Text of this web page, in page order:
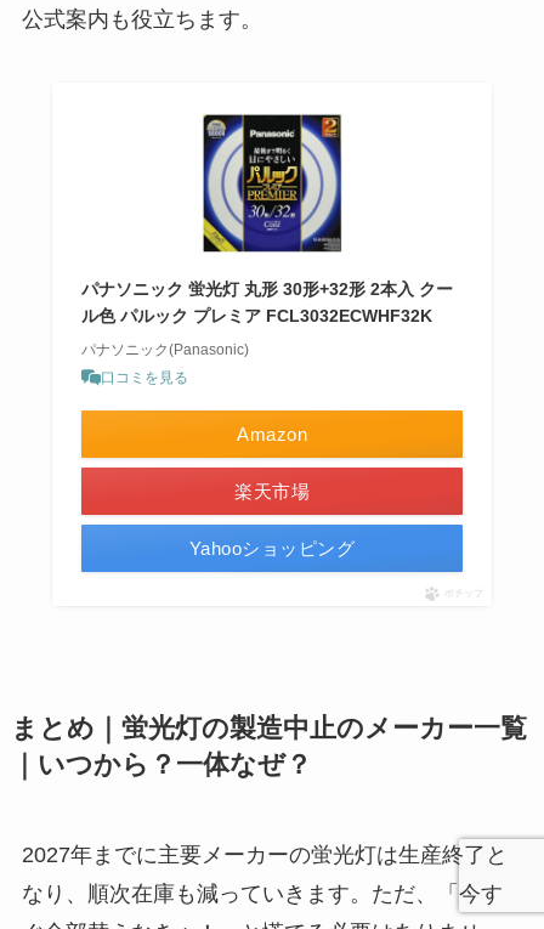
公式案内も役立ちます。
パナソニック 蛍光灯 丸形 30形+32形 2本入 クー
ル色 パルック プレミア FCL3032ECWHF32K
パナソニック(Panasonic)
口コミを見る
Amazon
楽天市場
Yahooショッピング
ポチップ
まとめ｜蛍光灯の製造中止のメーカー一覧
｜いつから？一体なぜ？
2027年までに主要メーカーの蛍光灯は生産終了と
なり、順次在庫も減っていきます。ただ、「今す